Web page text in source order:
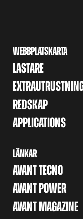
WEBBPLATSKARTA
LASTARE
REDSKAP
APPLICATIONS
LÄNKAR
AVANT TECNO
AVANT POWER
AVANT MAGAZINE